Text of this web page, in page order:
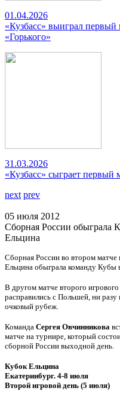
01.04.2026
«Кузбасс» выиграл
«Горького»
31.03.2026
«Кузбасс» сыграет первый
next prev
05 июля 2012
Сборная России обыграла
Ельцина
Сборная России во втором
Ельцина обыграла команду Кубы
В другом матче второго
расправились с Польшей, ни
очковый рубеж.
Команда Сергея Овчинникова
матче на турнире, который
сборной России выходной день.
Кубок Ельцина
Екатеринбург. 4-8 июля
Второй игровой день (5 июля)